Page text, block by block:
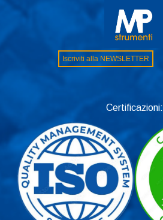
Iscriviti alla NEWSLETTER
Certificazioni: